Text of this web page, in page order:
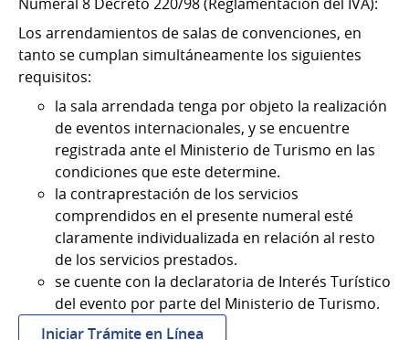
Los arrendamientos de salas de convenciones, en
tanto se cumplan simultáneamente los siguientes
requisitos:
la sala arrendada tenga por objeto la realización
de eventos internacionales, y se encuentre
registrada ante el Ministerio de Turismo en las
condiciones que este determine.
la contraprestación de los servicios
comprendidos en el presente numeral esté
claramente individualizada en relación al resto
de los servicios prestados.
se cuente con la declaratoria de Interés Turístico
del evento por parte del Ministerio de Turismo.
Iniciar Trámite en Línea